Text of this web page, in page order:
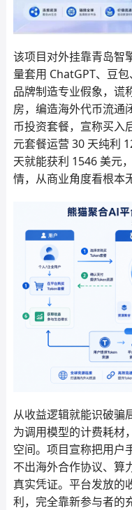
该项目对外挂靠青岛智
量套用 ChatGPT、豆
品牌制造专业假象，谎
房，编造海外代币流通
币投资套餐，宣称买入
元套餐运营 30 天纯利
天就能获利 1546 美元
情，从商业角度看根本
从收益逻辑就能识破骗
为调用模型的计费耗材
空间。项目宣称把用户
不出海外合作协议、算
真实凭证。平台发放的
利，完全靠新参与者的